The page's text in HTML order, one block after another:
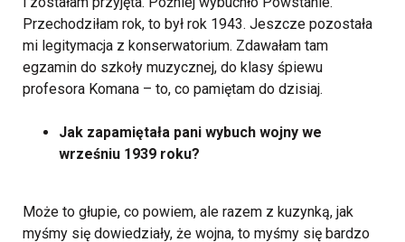
Przechodziłam rok, to był rok 1943. Jeszcze pozostała
mi legitymacja z konserwatorium. Zdawałam tam
egzamin do szkoły muzycznej, do klasy śpiewu
profesora Komana – to, co pamiętam do dzisiaj.
Jak zapamiętała pani wybuch wojny we
wrześniu 1939 roku?
Może to głupie, co powiem, ale razem z kuzynką, jak
myśmy się dowiedziały, że wojna, to myśmy się bardzo